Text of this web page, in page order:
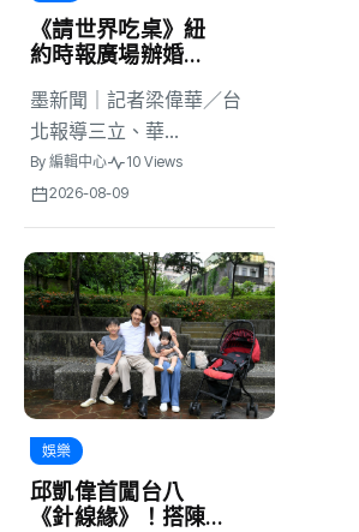
《請世界吃桌》紐
約時報廣場辦婚
走替新娘圓夢 跨
國辦桌完成三對新
人遺憾
墨新聞｜記者梁偉華／台
北報導三立、華...
By 編輯中心
10 Views
2026-08-09
娛樂
邱凱偉首闖台八
《針線緣》！搭陳